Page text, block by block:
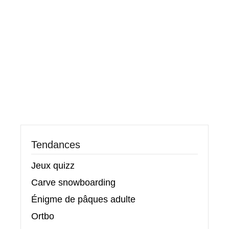
Tendances
Jeux quizz
Carve snowboarding
Énigme de pâques adulte
Ortbo